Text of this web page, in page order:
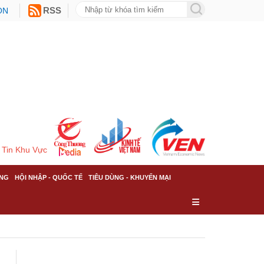
RSS
Tin Khu Vực
HỘI NHẬP - QUỐC TẾ TIÊU DÙNG - KHUYẾN MẠI